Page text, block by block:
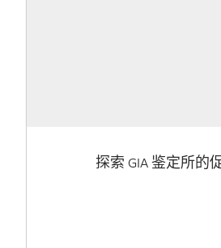
探索 GIA 鉴定所的